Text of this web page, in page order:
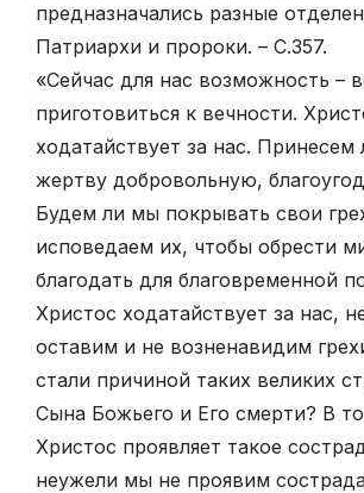
предназначались разные
Патриархи и пророки. – С.357.
«Сейчас для нас возможность –
приготовиться к вечности.
ходатайствует за нас. Принесем
жертву добровольную,
Будем ли мы покрывать свои
исповедаем их, чтобы обрести
благодать для благовременной
Христос ходатайствует за нас,
оставим и не возненавидим
стали причиной таких великих
Сына Божьего и Его смерти? В
Христос проявляет такое
неужели мы не проявим